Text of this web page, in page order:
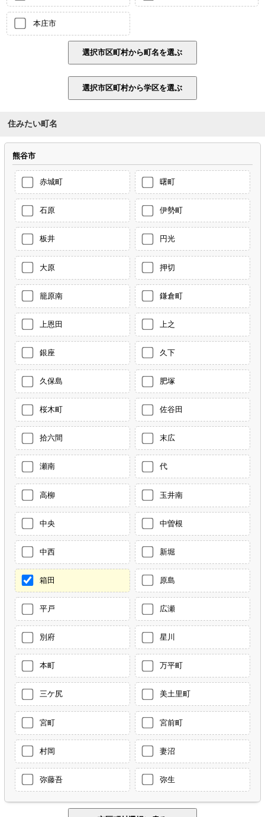
本庄市
住みたい町名
熊谷市
赤城町 曙町
石原 伊勢町
板井 円光
大原 押切
籠原南 鎌倉町
上恩田 上之
銀座 久下
久保島 肥塚
桜木町 佐谷田
拾六間 末広
瀬南 代
高柳 玉井南
中央 中曽根
中西 新堀
箱田 原島
平戸 広瀬
別府 星川
本町 万平町
三ケ尻 美土里町
宮町 宮前町
村岡 妻沼
弥藤吾 弥生